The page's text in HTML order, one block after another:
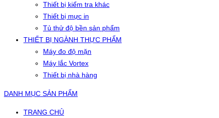
Thiết bị kiểm tra khác
Thiết bị mực in
Tủ thử độ bền sản phẩm
THIẾT BỊ NGÀNH THỰC PHẨM
Máy đo độ mặn
Máy lắc Vortex
Thiết bị nhà hàng
DANH MỤC SẢN PHẨM
TRANG CHỦ